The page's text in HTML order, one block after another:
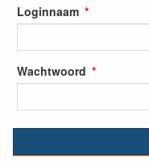
Loginnaam
Wachtwoord